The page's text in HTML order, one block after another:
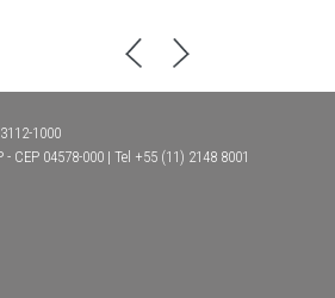
1000
04578-000 | Tel +55 (11) 2148 8001